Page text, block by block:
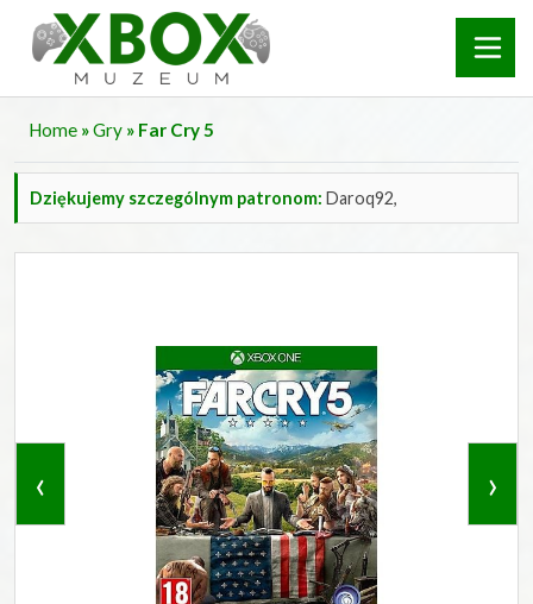
Home »Gry » Far Cry 5
Dziękujemy szczególnym patronom: Daroq92,
‹ ›